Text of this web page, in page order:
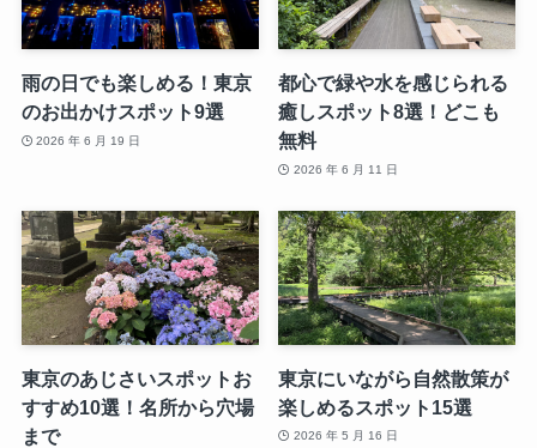
雨の日でも楽しめる！東京
のお出かけスポット9選
2026 年 6 月 19 日
都心で緑や水を感じられる
癒しスポット8選！どこも
無料
2026 年 6 月 11 日
東京のあじさいスポットお
すすめ10選！名所から穴場
まで
東京にいながら自然散策が
楽しめるスポット15選
2026 年 5 月 16 日